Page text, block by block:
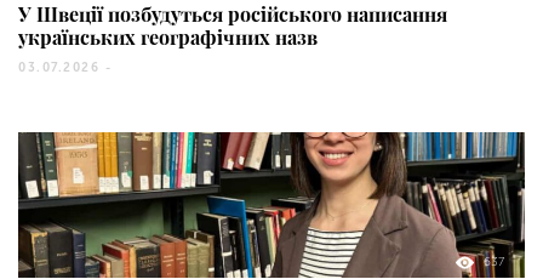
У Швеції позбудуться російського написання
українських географічних назв
03.07.2026 -
637